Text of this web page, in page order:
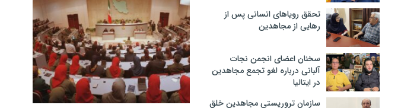
تحقق رویاهای انسانی پس از
رهایی از مجاهدین
سخنان اعضای انجمن نجات
آلبانی درباره لغو تجمع مجاهدین
در ایتالیا
سازمان تروریستی مجاهدین خلق